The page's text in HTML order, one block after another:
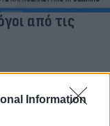
Information
από τις